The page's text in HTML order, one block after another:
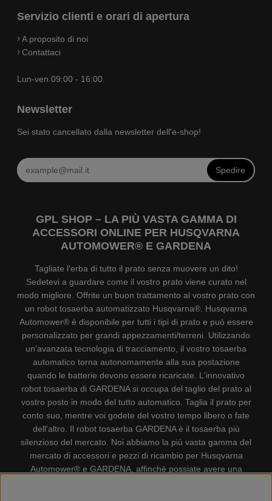
Servizio clienti e orari di apertura
A proposito di noi
Contattaci
Lun-ven 09:00 - 16:00
Newsletter
Sei stato cancellato dalla newsletter dell'e-shop!
Spedire
GPL SHOP – LA PIÙ VASTA GAMMA DI
ACCESSORI ONLINE PER HUSQVARNA
AUTOMOWER® E GARDENA
Tagliate l'erba di tutto il prato senza muovere un dito!
Sedetevi a guardare come il vostro prato viene curato nel
modo migliore. Offrite un buon trattamento al vostro prato con
un robot tosaerba automatizzato Husqvarna®. Husqvarna
Automower® è disponibile per tutti i tipi di prato e può essere
personalizzato per grandi appezzamenti/terreni. Utilizzando
un'avanzata tecnologia di tracciamento, il vostro tosaerba
automatico torna autonomamente alla sua postazione
quando le batterie devono essere ricaricate. L'innovativo
robot tosaerba di GARDENA si occupa del taglio del prato al
vostro posto in modo del tutto automatico. Taglia il prato per
conto suo, mentre voi godete del vostro tempo libero o fate
dell'altro. Il robot tosaerba GARDENA è il tosaerba più
silenzioso del mercato. Noi abbiamo la più vasta gamma del
mercato di accessori e pezzi di ricambio per Husqvarna
Automower® e GARDENA, affinchè possiate avere una